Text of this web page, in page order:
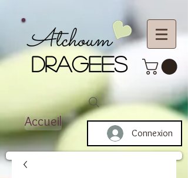
DRAGEES
Atchoum
Accueil
Connexion